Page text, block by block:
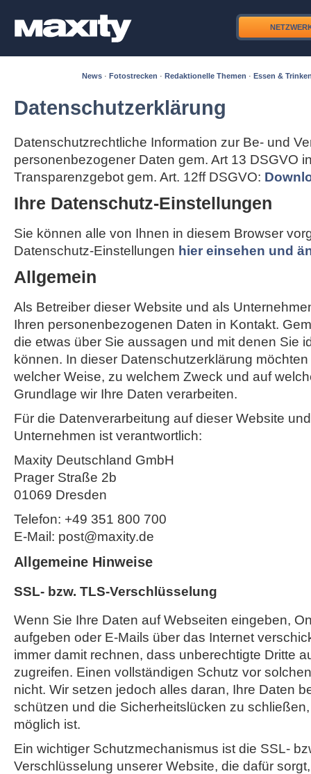
News · Fotostrecken · Redaktionelle Themen · Essen &
Datenschutzerklärung
Datenschutzrechtliche Information zur Be- und
personenbezogener Daten gem. Art 13 DSGVO
Transparenzgebot gem. Art. 12ff DSGVO:
Ihre Datenschutz-Einstellungen
Sie können alle von Ihnen in diesem Browser
Datenschutz-Einstellungen hier einsehen und
Allgemein
Als Betreiber dieser Website und als
Ihren personenbezogenen Daten in Kontakt.
die etwas über Sie aussagen und mit denen Sie
können. In dieser Datenschutzerklärung
welcher Weise, zu welchem Zweck und auf
Grundlage wir Ihre Daten verarbeiten.
Für die Datenverarbeitung auf dieser Website
Unternehmen ist verantwortlich:
Maxity Deutschland GmbH
Prager Straße 2b
01069 Dresden
Telefon: +49 351 800 700
E-Mail: post@maxity.de
Allgemeine Hinweise
SSL- bzw. TLS-Verschlüsselung
Wenn Sie Ihre Daten auf Webseiten eingeben,
aufgeben oder E-Mails über das Internet
immer damit rechnen, dass unberechtigte Dritte
zugreifen. Einen vollständigen Schutz vor
nicht. Wir setzen jedoch alles daran, Ihre Daten
schützen und die Sicherheitslücken zu
möglich ist.
Ein wichtiger Schutzmechanismus ist die SSL-
Verschlüsselung unserer Website, die dafür